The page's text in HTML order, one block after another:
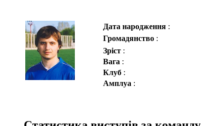
Дата народження :
Громадянство :
Зріст :
Вага :
Клуб :
Амплуа :